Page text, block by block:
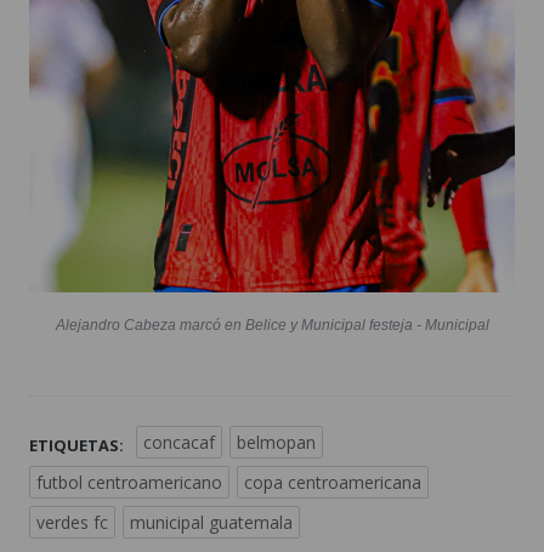
Alejandro Cabeza marcó en Belice y Municipal festeja - Municipal
ETIQUETAS: concacaf
belmopan
futbol centroamericano
copa centroamericana
verdes fc
municipal guatemala